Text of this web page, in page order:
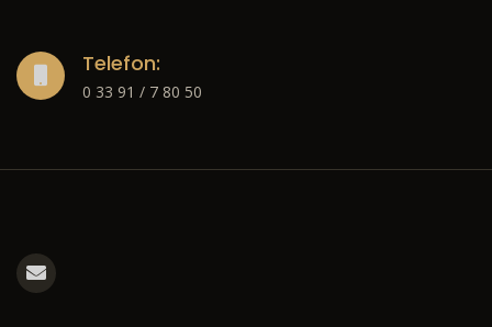
Telefon:
0 33 91 / 7 80 50